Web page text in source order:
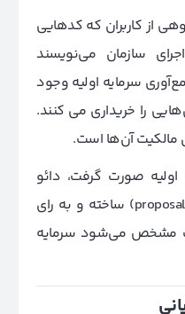
از کاربران که کدهایی
سازمان می‌نویسند
سرمایه اولیه وجود
را خریداری می کنند.
اولیه صورت گرفت، دائو
شروع به کار می‌کند. طرح‌ها (proposals) ساخته و به رای
مشخص می‌شود سرمایه